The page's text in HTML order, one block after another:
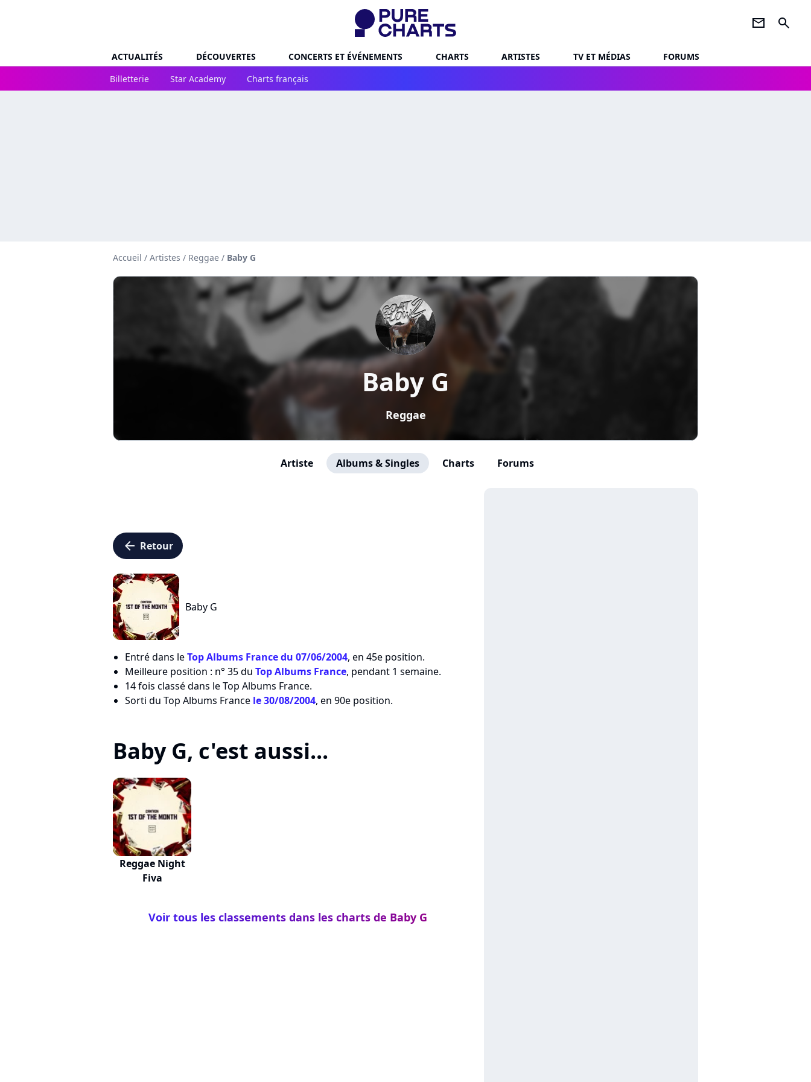
newsletter search
ACTUALITÉS DÉCOUVERTES CONCERTS ET ÉVÉNEMENTS CHARTS ARTISTES TV ET MÉDIAS
FORUMS
Billetterie
Star Academy Charts français
Accueil / Artistes / Reggae / Baby G
Baby G
Reggae
Artiste Albums & Singles Charts Forums
arrow_left Retour
Baby G
Entré dans leTop Albums France du 07/06/2004, en 45e position.
Meilleure position : n° 35 du Top Albums France, pendant 1 semaine.
14 fois classé dans le Top Albums France.
Sorti du Top Albums France le 30/08/2004, en 90e position.
Baby G, c'est aussi...
Reggae Night
Fiva
Voir tous les classements dans les charts de Baby G